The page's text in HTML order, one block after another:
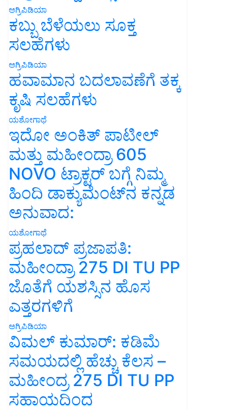
ಅಗ್ರಿಪಿಡಿಯಾ
ಕಬ್ಬು ಬೆಳೆಯಲು ಸೂಕ್ತ
ಸಲಹೆಗಳು
ಅಗ್ರಿಪಿಡಿಯಾ
ಹವಾಮಾನ ಬದಲಾವಣೆಗೆ ತಕ್ಕ
ಕೃಷಿ ಸಲಹೆಗಳು
ಯಶೋಗಾಥೆ
ಇದೋ ಅಂಕಿತ್ ಪಾಟೀಲ್
ಮತ್ತು ಮಹೀಂದ್ರಾ 605
NOVO ಟ್ರಾಕ್ಟರ್ ಬಗ್ಗೆ ನಿಮ್ಮ
ಹಿಂದಿ ಡಾಕ್ಯುಮೆಂಟ್‌ನ ಕನ್ನಡ
ಅನುವಾದ:
ಯಶೋಗಾಥೆ
ಪ್ರಹಲಾದ್ ಪ್ರಜಾಪತಿ:
ಮಹೀಂದ್ರಾ 275 DI TU PP
ಜೊತೆಗೆ ಯಶಸ್ಸಿನ ಹೊಸ
ಎತ್ತರಗಳಿಗೆ
ಅಗ್ರಿಪಿಡಿಯಾ
ವಿಮಲ್ ಕುಮಾರ್: ಕಡಿಮೆ
ಸಮಯದಲ್ಲಿ ಹೆಚ್ಚು ಕೆಲಸ –
ಮಹೀಂದ್ರ 275 DI TU PP
ಸಹಾಯದಿಂದ